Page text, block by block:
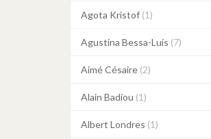
Agota Kristof (1)
Agustina Bessa-Luís (7)
Aimé Césaire (2)
Alain Badiou (1)
Albert Londres (1)